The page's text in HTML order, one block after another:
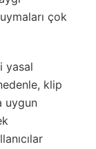
çok
yasal
klip
uygun